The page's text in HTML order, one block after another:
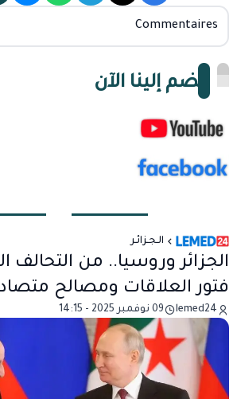
Commentaires
انضم إلينا الآن
الـجـزائـر
الجزائر وروسيا.. من التحالف
فتور العلاقات ومصالح
lemed24 09 نوفمبر 2025 - 14:15